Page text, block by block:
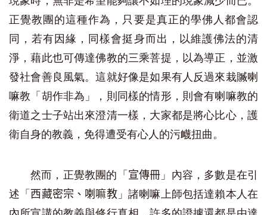
正覺教團的這種作為，只要是真正的學佛人都會認
同，若有因緣，同樣會挺身而出，以維護佛法的清
淨，藉此也可傳達佛教的三乘菩提，以為導正，並激
發社會善良風氣。這就好像是如果有人反過來栽贓喇
嘛教「胡作非為」，則同樣的情形，則會有喇嘛教的
衛道之士子站出來澄清一樣，大家都是將心比心，護
衛自身的教義，免得遭受有心人的污衊扭曲。
然而，正覺教團的「 宣傳冊 」內容，多數是在引
述「 西藏密宗、喇嘛教」諸喇嘛上師包括達賴本人在